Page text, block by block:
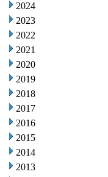
2024
2023
2022
2021
2020
2019
2018
2017
2016
2015
2014
2013